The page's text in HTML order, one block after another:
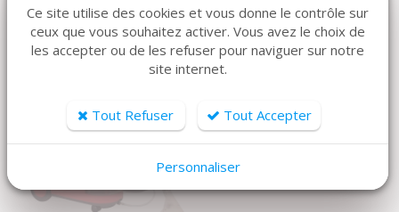
Ce site utilise des cookies et vous donne le contrôle sur
ceux que vous souhaitez activer. Vous avez le choix de
les accepter ou de les refuser pour naviguer sur notre
site internet.
Tout Refuser Tout Accepter
Personnaliser